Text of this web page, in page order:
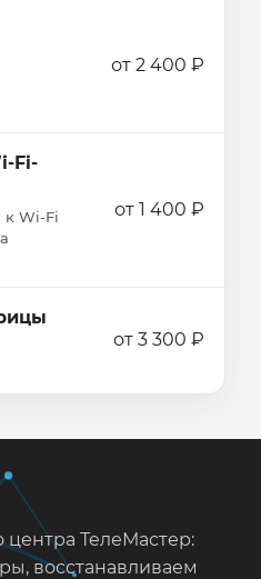
от 2 400 ₽
Wi‑Fi
от 1 400 ₽
от 3 300 ₽
ТелеМастер:
восстанавливаем